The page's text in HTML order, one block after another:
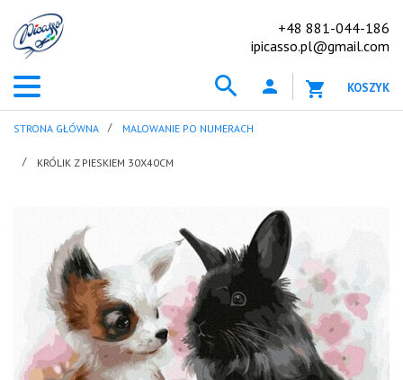
+48 881-044-186
ipicasso.pl@gmail.com
KOSZYK
STRONA GŁÓWNA MALOWANIE PO NUMERACH
KRÓLIK Z PIESKIEM 30X40CM